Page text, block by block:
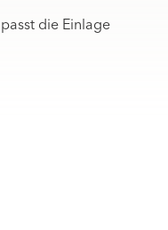
die Einlage